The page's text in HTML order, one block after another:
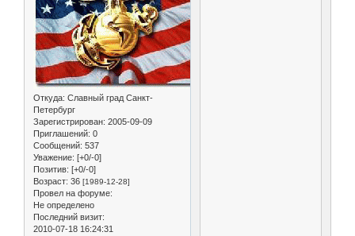
Откуда: Славный град Санкт-
Петербург
Зарегистрирован: 2005-09-09
Приглашений: 0
Сообщений: 537
Уважение: [+0/-0]
Позитив: [+0/-0]
Возраст: 36 [1989-12-28]
Провел на форуме:
Не определено
Последний визит:
2010-07-18 16:24:31